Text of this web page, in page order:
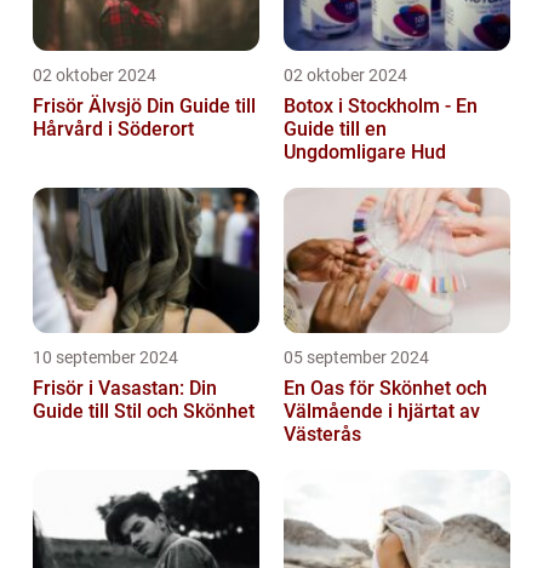
02 oktober 2024
Frisör Älvsjö Din Guide till
Hårvård i Söderort
02 oktober 2024
Botox i Stockholm - En
Guide till en
Ungdomligare Hud
10 september 2024
Frisör i Vasastan: Din
Guide till Stil och Skönhet
05 september 2024
En Oas för Skönhet och
Välmående i hjärtat av
Västerås